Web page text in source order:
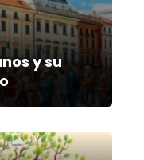
y su